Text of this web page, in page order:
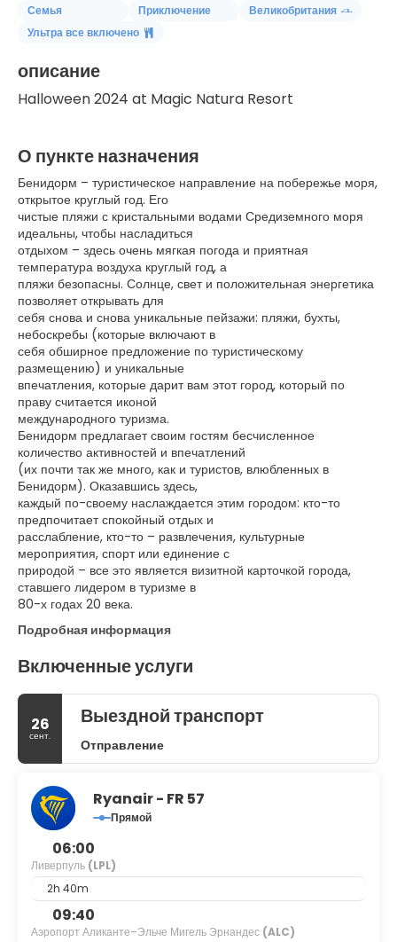
Семья Приключение
Великобритания
Ультра все включено
описание
Halloween 2024 at Magic Natura Resort
О пункте назначения
Бенидорм – туристическое направление на побережье моря,
открытое круглый год. Его
чистые пляжи с кристальными водами Средиземного моря
идеальны, чтобы насладиться
отдыхом – здесь очень мягкая погода и приятная
температура воздуха круглый год, а
пляжи безопасны. Солнце, свет и положительная энергетика
позволяет открывать для
себя снова и снова уникальные пейзажи: пляжи, бухты,
небоскребы (которые включают в
себя обширное предложение по туристическому
размещению) и уникальные
впечатления, которые дарит вам этот город, который по
праву считается иконой
международного туризма.
Бенидорм предлагает своим гостям бесчисленное
количество активностей и впечатлений
(их почти так же много, как и туристов, влюбленных в
Бенидорм). Оказавшись здесь,
каждый по-своему наслаждается этим городом: кто-то
предпочитает спокойный отдых и
расслабление, кто-то – развлечения, культурные
мероприятия, спорт или единение с
природой – все это является визитной карточкой города,
ставшего лидером в туризме в
80-х годах 20 века.
Подробная информация
Включенные услуги
26
сент.
Выездной транспорт
Отправление
Ryanair - FR 57
Прямой
06:00
Ливерпуль (LPL)
2h 40m
09:40
Аэропорт Аликанте–Эльче Мигель Эрнандес (ALC)